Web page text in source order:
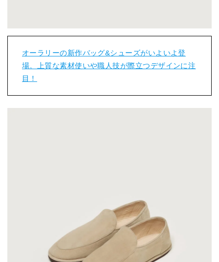
オーラリーの新作バッグ&シューズがいよいよ登
場。上質な素材使いや職人技が際立つデザインに注
目！